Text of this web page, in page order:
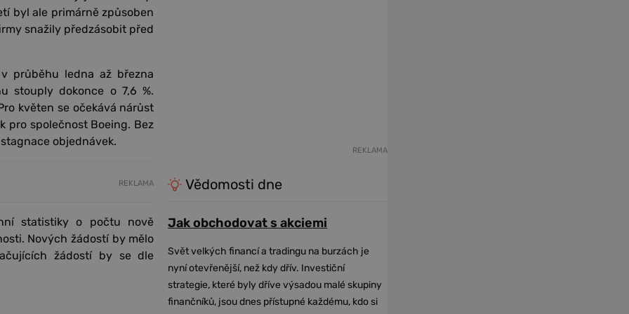
byl ale primárně způsoben
snažily předzásobit před
průběhu ledna až března
stouply dokonce o 7,6 %.
květen se očekává nárůst
pro společnost Boeing. Bez
objednávek.
REKLAMA
statistiky o počtu nově
Nových žádostí by mělo
žádostí by se dle
REKLAMA
Vědomosti dne
Jak obchodovat s akciemi
Svět velkých financí a tradingu na burzách je
nyní otevřenější, než kdy dřív. Investiční
strategie, které byly dříve výsadou malé skupiny
finančníků, jsou dnes přístupné každému, kdo si